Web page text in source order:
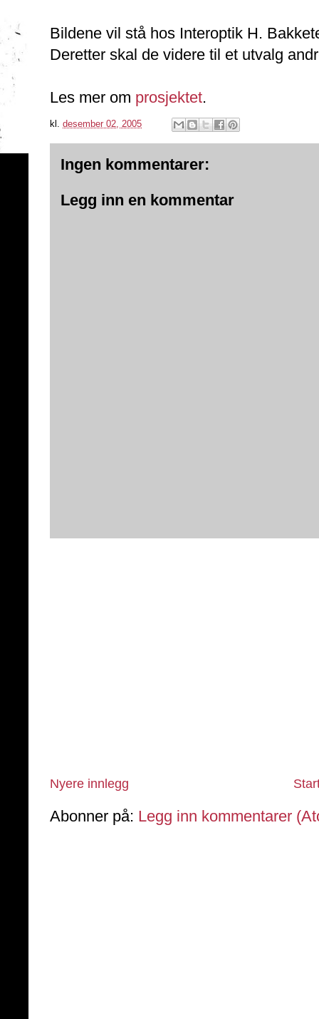
Bildene vil stå hos Interoptik H.
Deretter skal de videre til et utvalg
Les mer om prosjektet.
kl. desember 02, 2005
Ingen kommentarer:
Legg inn en kommentar
Nyere innlegg
Abonner på: Legg inn kommentarer